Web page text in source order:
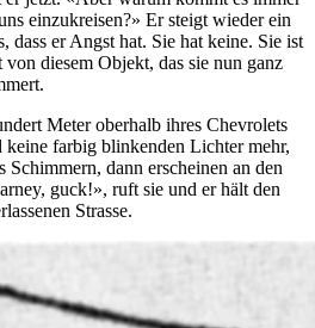
einzukreisen?» Er steigt wieder ein
dass er Angst hat. Sie hat keine. Sie ist
diesem Objekt, das sie nun ganz
Meter oberhalb ihres Chevrolets
keine farbig blinkenden Lichter mehr,
Schimmern, dann erscheinen an den
guck!», ruft sie und er hält den
Strasse.